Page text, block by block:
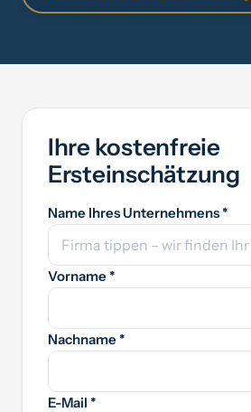
Ihre kostenfreie
Ersteinschätzung
Name Ihres Unternehmens *
Vorname *
Nachname *
E-Mail *